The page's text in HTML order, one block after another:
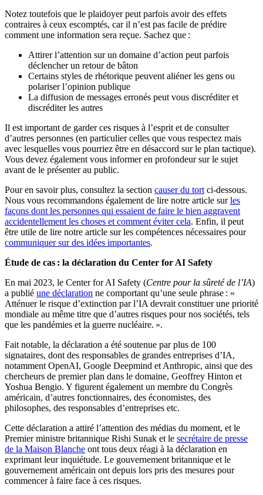
Notez toutefois que le plaidoyer peut parfois avoir des effets
contraires à ceux escomptés, car il n’est pas facile de prédire
comment une information sera reçue. Sachez que :
Attirer l’attention sur un domaine d’action peut parfois
déclencher un retour de bâton
Certains styles de rhétorique peuvent aliéner les gens ou
polariser l’opinion publique
La diffusion de messages erronés peut vous discréditer et
discréditer les autres
Il est important de garder ces risques à l’esprit et de consulter
d’autres personnes (en particulier celles que vous respectez mais
avec lesquelles vous pourriez être en désaccord sur le plan tactique).
Vous devez également vous informer en profondeur sur le sujet
avant de le présenter au public.
Pour en savoir plus, consultez la section causer du tort ci-dessous.
Nous vous recommandons également de lire notre article surles
façons dont les personnes qui essaient de faire le bien aggravent
accidentellement les choses et comment éviter cela. Enfin, il peut
être utile de lire notre article sur les compétences nécessaires pour
communiquer sur des idées importantes.
Étude de cas : la déclaration du Center for AI Safety
En mai 2023, le Center for AI Safety (Centre pour la sûreté de l’IA)
a publié une déclaration ne comportant qu’une seule phrase : «
Atténuer le risque d’extinction par l’IA devrait constituer une priorité
mondiale au même titre que d’autres risques pour nos sociétés, tels
que les pandémies et la guerre nucléaire. ».
Fait notable, la déclaration a été soutenue par plus de 100
signataires, dont des responsables de grandes entreprises d’IA,
notamment OpenAI, Google Deepmind et Anthropic, ainsi que des
chercheurs de premier plan dans le domaine, Geoffrey Hinton et
Yoshua Bengio. Y figurent également un membre du Congrès
américain, d’autres fonctionnaires, des économistes, des
philosophes, des responsables d’entreprises etc.
Cette déclaration a attiré l’attention des médias du moment, et le
Premier ministre britannique Rishi Sunak et le secrétaire de presse
de la Maison Blanche ont tous deux réagi à la déclaration en
exprimant leur inquiétude. Le gouvernement britannique et le
gouvernement américain ont depuis lors pris des mesures pour
commencer à faire face à ces risques.